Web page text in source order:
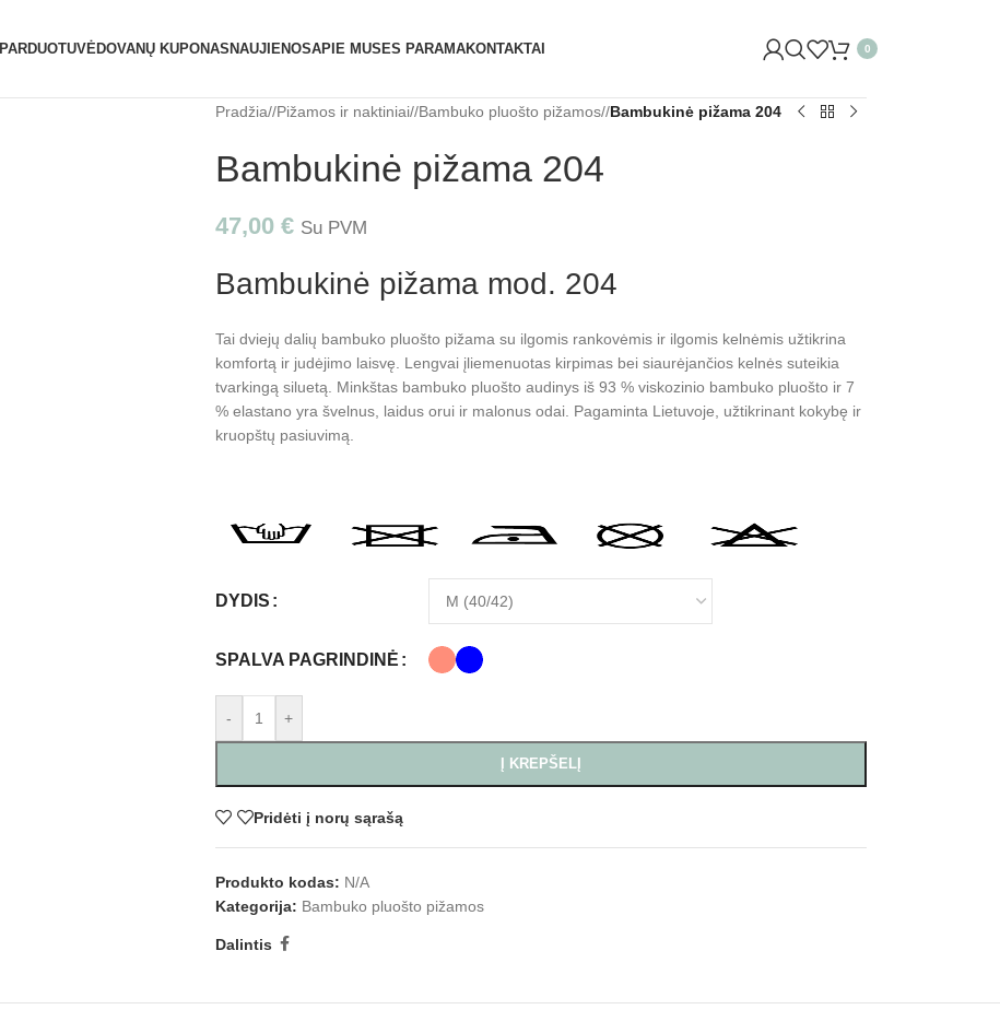
PARDUOTUVĖDOVANŲ KUPONAS NAUJIENOSAPIE MUS ES PARAMAKONTAKTAI 0
Pradžia/ Pižamos ir naktiniai/ Bambuko pluošto pižamos/ Bambukinė pižama 204
Bambukinė pižama 204
47,00 € Su PVM
Bambukinė pižama mod. 204
Tai dviejų dalių bambuko pluošto pižama su ilgomis rankovėmis ir ilgomis kelnėmis užtikrina
komfortą ir judėjimo laisvę. Lengvai įliemenuotas kirpimas bei siaurėjančios kelnės suteikia
tvarkingą siluetą. Minkštas bambuko pluošto audinys iš 93 % viskozinio bambuko pluošto ir 7
% elastano yra švelnus, laidus orui ir malonus odai. Pagaminta Lietuvoje, užtikrinant kokybę ir
kruopštų pasiuvimą.
DYDIS
SPALVA PAGRINDINĖ
- +
Į KREPŠELĮ
Pridėti į norų sąrašą
Produkto kodas: N/A
Kategorija: Bambuko pluošto pižamos
Dalintis